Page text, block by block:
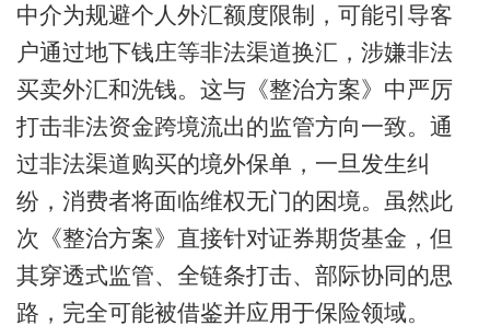
中介为规避个人外汇额度限制，可能引导客
户通过地下钱庄等非法渠道换汇，涉嫌非法
买卖外汇和洗钱。这与《整治方案》中严厉
打击非法资金跨境流出的监管方向一致。通
过非法渠道购买的境外保单，一旦发生纠
纷，消费者将面临维权无门的困境。虽然此
次《整治方案》直接针对证券期货基金，但
其穿透式监管、全链条打击、部际协同的思
路，完全可能被借鉴并应用于保险领域。